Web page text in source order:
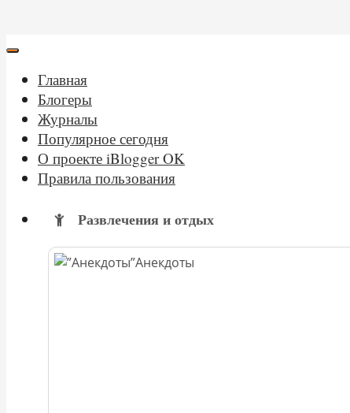
Главная
Блогеры
Журналы
Популярное сегодня
О проекте iBlogger OK
Правила пользования
Развлечения и отдых
Анекдоты